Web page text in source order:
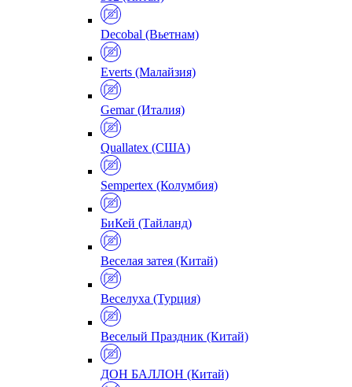
Decobal (Вьетнам)
Everts (Малайзия)
Gemar (Италия)
Quallatex (США)
Sempertex (Колумбия)
БиКей (Тайланд)
Веселая затея (Китай)
Веселуха (Турция)
Веселый Праздник (Китай)
ДОН БАЛЛОН (Китай)